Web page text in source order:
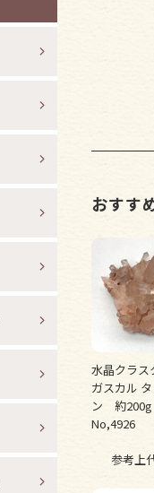
おすす
水晶クラス
ガスカル
ン 約
No,4926
参考上